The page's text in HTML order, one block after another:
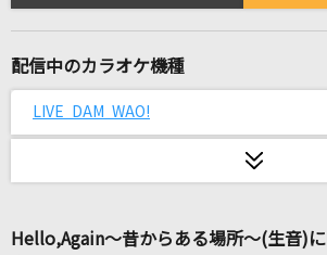
世良公則&ツイスト
キミ記念日 ～生まれて来てくれ
ソナーポケット(Sonar Pocket)
朱夏
配信中のカラオケ機種
LIVE DAM WAO!
Hello,Again～昔からある場所～(生音)